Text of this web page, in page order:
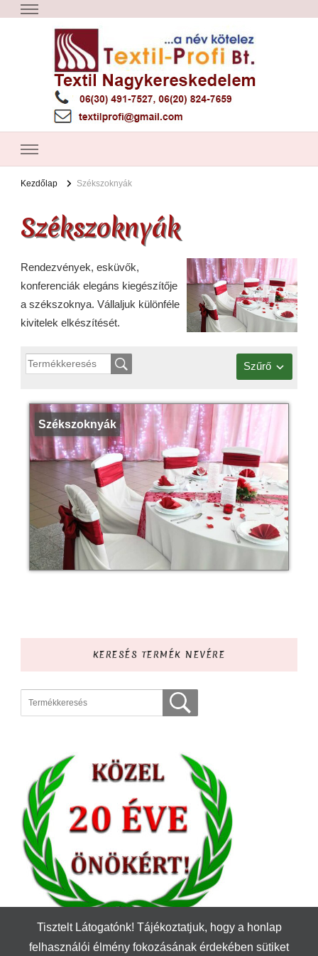
Textil Győr
Textil nagykereskedelem – Győr
Kezdőlap Székszoknyák
Székszoknyák
Rendezvények, esküvők,
konferenciák elegáns kiegészítője
a székszoknya. Vállaljuk különféle
kivitelek elkészítését.
Szűrő
Székszoknyák
KERESÉS TERMÉK NEVÉRE
Tisztelt Látogatónk! Tájékoztatjuk, hogy a honlap
felhasználói élmény fokozásának érdekében sütiket